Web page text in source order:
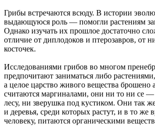
Грибы встречаются всюду. В истории
выдающуюся роль — помогли растениям
Однако изучать их прошлое достаточно
отличие от диплодоков и птерозавров, от
косточек.
Исследованиями грибов во многом
предпочитают заниматься либо
а целое царство живого вещества брошено
считаются маргиналами, они ни то ни се —
лесу, ни зверушка под кустиком. Они так
и деревья, среди которых растут, и в то же
человеку, питаются органическими